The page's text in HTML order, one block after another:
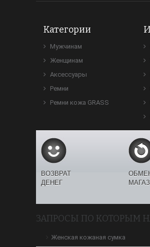
Категории
Мужчинам
Женщинам
Аксессуары
Ремни
Ремни кожа GRASS
ВОЗВРАТ
ДЕНЕГ
ЗАПРОСЫ ПО КОТОРЫМ
Женская кожаная сумка